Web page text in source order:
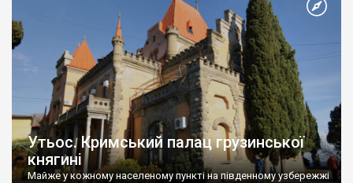
Утьос. Кримський палац грузинської
княгині
Майже у кожному населеному пункті на південному узбережжі